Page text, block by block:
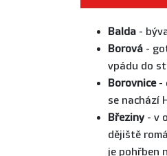
Balda -
Borová -
vpádu do
Borovnice-
se nachází
Březiny - v
dějiště
je pohřben